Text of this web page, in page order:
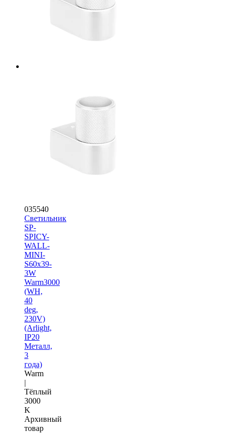
035540
Светильник
SP-
SPICY-
WALL-
MINI-
S60x39-
3W
Warm3000
(WH,
40
deg,
230V)
(Arlight,
IP20
Металл,
3
года)
Warm
|
Тёплый
3000
K
Архивный
товар